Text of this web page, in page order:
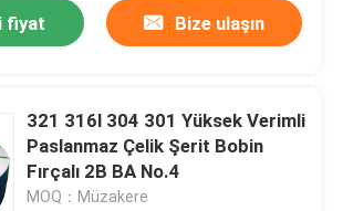
fiyat Bize ulaşın
321 316l 304 301 Yüksek Verimli
Paslanmaz Çelik Şerit Bobin
Fırçalı 2B BA No.4
MOQ：Müzakere